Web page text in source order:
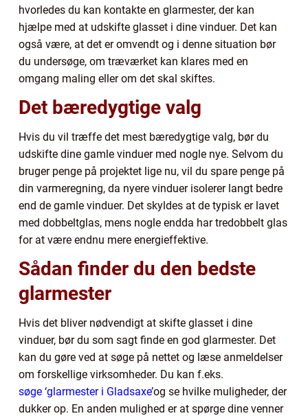
hvorledes du kan kontakte en glarmester, der kan
hjælpe med at udskifte glasset i dine vinduer. Det kan
også være, at det er omvendt og i denne situation bør
du undersøge, om træværket kan klares med en
omgang maling eller om det skal skiftes.
Det bæredygtige valg
Hvis du vil træffe det mest bæredygtige valg, bør du
udskifte dine gamle vinduer med nogle nye. Selvom du
bruger penge på projektet lige nu, vil du spare penge på
din varmeregning, da nyere vinduer isolerer langt bedre
end de gamle vinduer. Det skyldes at de typisk er lavet
med dobbeltglas, mens nogle endda har tredobbelt glas
for at være endnu mere energieffektive.
Sådan finder du den bedste
glarmester
Hvis det bliver nødvendigt at skifte glasset i dine
vinduer, bør du som sagt finde en god glarmester. Det
kan du gøre ved at søge på nettet og læse anmeldelser
om forskellige virksomheder. Du kan f.eks.
søge ‘glarmester i Gladsaxe’og se hvilke muligheder, der
dukker op. En anden mulighed er at spørge dine venner